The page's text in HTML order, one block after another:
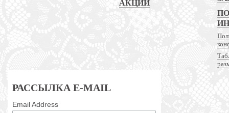
АКЦИИ
РАССЫЛКА E-MAIL
Email Address